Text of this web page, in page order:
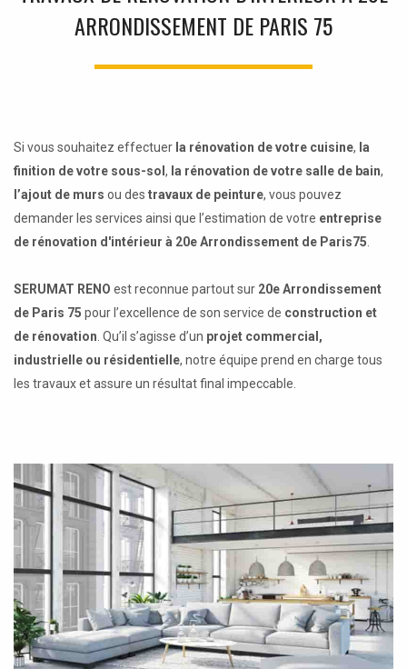
ARRONDISSEMENT DE PARIS 75
Si vous souhaitez effectuer la rénovation de votre cuisine, la
finition de votre sous-sol , la rénovation de votre salle de bain,
l’ajout de murs ou des travaux de peinture, vous pouvez
demander les services ainsi que l’estimation de votre entreprise
de rénovation d'intérieur à 20e Arrondissement de Paris75
SERUMAT RENO est reconnue partout sur 20e Arrondissement
de Paris 75 pour l’excellence de son service de construction et
de rénovation . Qu’il s’agisse d’un projet commercial,
industrielle ou résidentielle, notre équipe prend en charge tous
les travaux et assure un résultat final impeccable.